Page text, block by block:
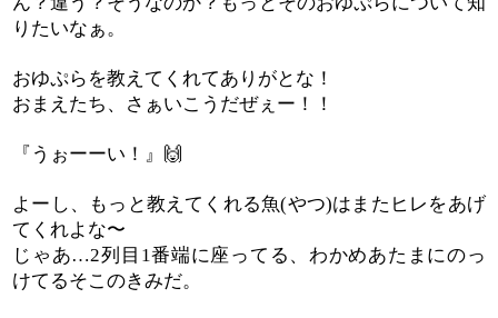
りたいなぁ。
おゆぷらを教えてくれてありがとな！
おまえたち、さぁいこうだぜぇー！！
『うぉーーい！』 🙌
よーし、もっと教えてくれる魚(やつ)はまたヒレをあげ
てくれよな〜
じゃあ…2列目 1番端に座ってる、わかめあたまにのっ
けてるそこのきみだ。